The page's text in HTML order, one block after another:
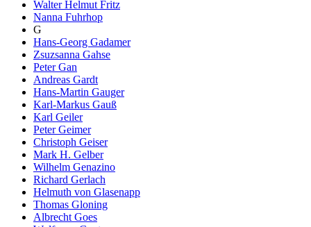
Walter Helmut Fritz
Nanna Fuhrhop
G
Hans-Georg Gadamer
Zsuzsanna Gahse
Peter Gan
Andreas Gardt
Hans-Martin Gauger
Karl-Markus Gauß
Karl Geiler
Peter Geimer
Christoph Geiser
Mark H. Gelber
Wilhelm Genazino
Richard Gerlach
Helmuth von Glasenapp
Thomas Gloning
Albrecht Goes